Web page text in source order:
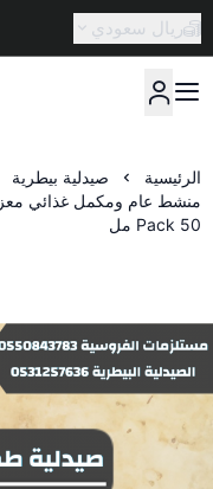
ريال سعودي
الرئيسية صيدلية بيطرية
Pack 50 مل